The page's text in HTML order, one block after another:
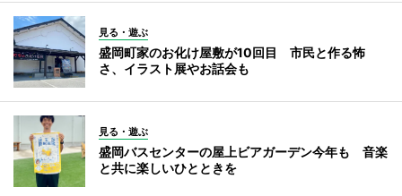
見る・遊ぶ
盛岡町家のお化け屋敷が10回目 市民と作る怖
さ、イラスト展やお話会も
見る・遊ぶ
盛岡バスセンターの屋上ビアガーデン今年も 音楽
と共に楽しいひとときを